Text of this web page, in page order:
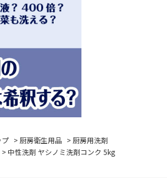
プ > 厨房衛生用品 > 厨房用洗剤
> 中性洗剤 ヤシノミ洗剤コンク 5kg